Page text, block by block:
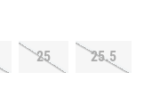
25 25.5